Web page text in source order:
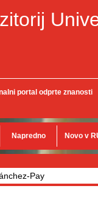
portal odprte znanosti
Napredno Novo v